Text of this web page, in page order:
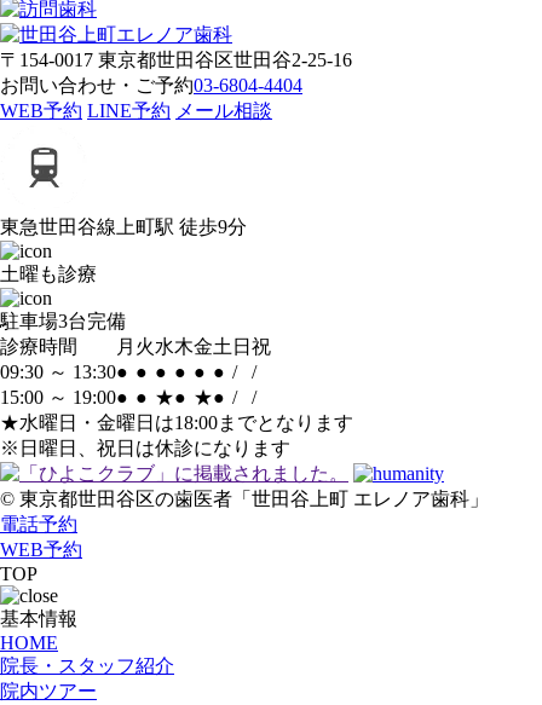
〒154-0017 東京都世田谷区世田谷2-25-16
お問い合わせ・ご予約03-6804-4404
WEB予約 LINE予約 メール相談
東急世田谷線 上町駅 徒歩9分
土曜も診療
駐車場3台完備
診療時間
月 火水木金土 日 祝
09:30 ～ 13:30● ● ● ● ● ● /
/
15:00 ～ 19:00● ● ★● ★● /
/
★水曜日・金曜日は18:00までとなります
※日曜日、祝日は休診になります
© 東京都世田谷区の歯医者「世田谷上町 エレノア歯科」
電話予約
WEB予約
TOP
基本情報
HOME
院長・スタッフ紹介
院内ツアー